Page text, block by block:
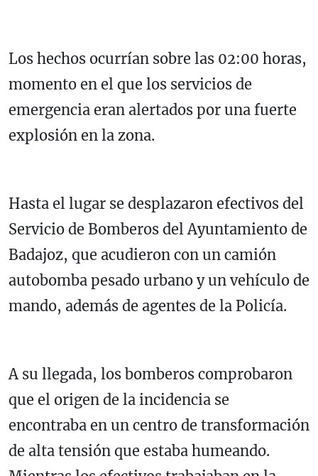
Los hechos ocurrían sobre las 02:00 horas,
momento en el que los servicios de
emergencia eran alertados por una fuerte
explosión en la zona.
Hasta el lugar se desplazaron efectivos del
Servicio de Bomberos del Ayuntamiento de
Badajoz, que acudieron con un camión
autobomba pesado urbano y un vehículo de
mando, además de agentes de la Policía.
A su llegada, los bomberos comprobaron
que el origen de la incidencia se
encontraba en un centro de transformación
de alta tensión que estaba humeando.